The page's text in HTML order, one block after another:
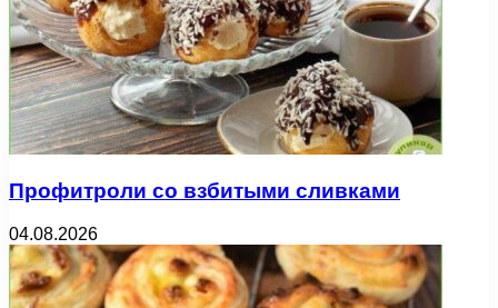
Профитроли со взбитыми сливками
04.08.2026